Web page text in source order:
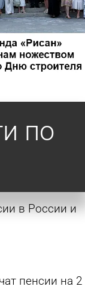
по
в России и
пенсии на 2